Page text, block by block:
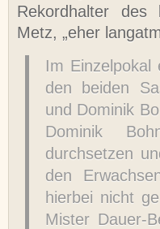
Rekordhalter des
Metz, „eher
Im Einzelpokal
den beiden
und Dominik
Dominik
durchsetzen
den
hierbei nicht
Mister Dauer-